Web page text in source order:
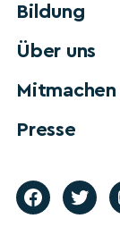
Bildung
Über uns
Mitmachen
Presse